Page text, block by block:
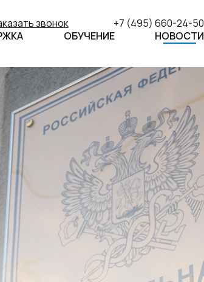
звонок
+7 (495) 660-24-50
ОБУЧЕНИЕ НОВОСТИ